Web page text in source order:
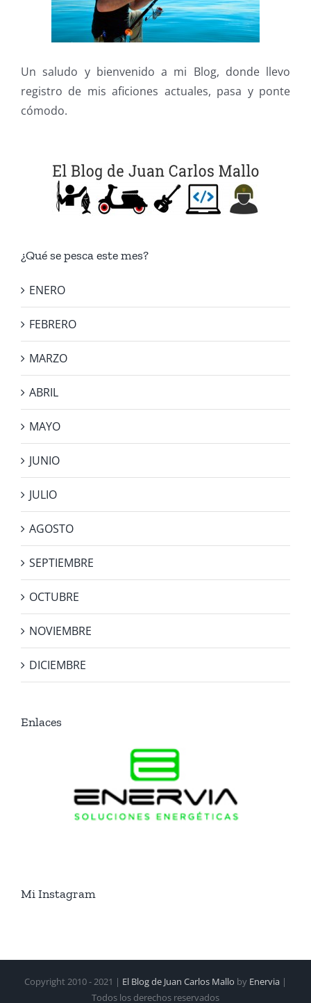
Un saludo y bienvenido a mi Blog, donde llevo
registro de mis aficiones actuales, pasa y ponte
cómodo.
¿Qué se pesca este mes?
ENERO
FEBRERO
MARZO
ABRIL
MAYO
JUNIO
JULIO
AGOSTO
SEPTIEMBRE
OCTUBRE
NOVIEMBRE
DICIEMBRE
Enlaces
Mi Instagram
Copyright 2010 - 2021 | El Blog de Juan Carlos Mallo by Enervia |
Todos los derechos reservados